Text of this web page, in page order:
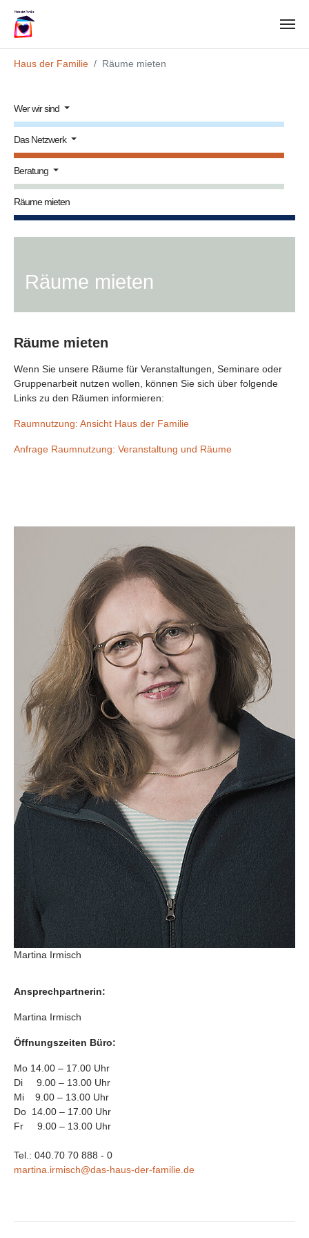
Haus der Familie
Räume mieten
Wer wir sind
Das Netzwerk
Beratung
Räume mieten(current)
Räume mieten
Räume mieten
Wenn Sie unsere Räume für Veranstaltungen, Seminare oder
Gruppenarbeit nutzen wollen, können Sie sich über folgende
Links zu den Räumen informieren:
Raumnutzung: Ansicht Haus der Familie
Anfrage Raumnutzung: Veranstaltung und Räume
Martina Irmisch
Ansprechpartnerin:
Martina Irmisch
Öffnungszeiten Büro:
Mo 14.00 – 17.00 Uhr
Di 9.00 – 13.00 Uhr
Mi 9.00 – 13.00 Uhr
Do 14.00 – 17.00 Uhr
Fr 9.00 – 13.00 Uhr
Tel.: 040.70 70 888 - 0
martina.irmisch@das-haus-der-familie.de